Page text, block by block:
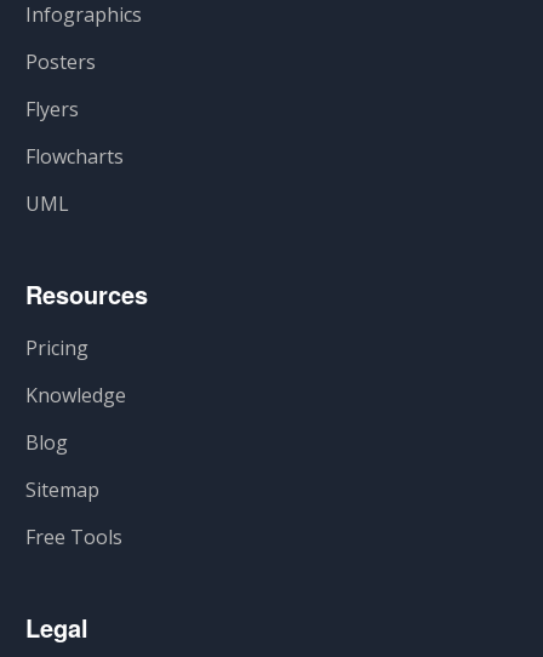
Infographics
Posters
Flyers
Flowcharts
UML
Resources
Pricing
Knowledge
Blog
Sitemap
Free Tools
Legal